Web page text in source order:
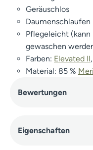
Geräuschlos
Daumenschlaufen
Pflegeleicht
gewaschen
Farben: Elevated II,
Material: 85 %
Bewertungen
Eigenschaften